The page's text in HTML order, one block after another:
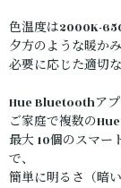
色温度は2000K-
夕方のような暖か
必要に応じた適切
Hue Bluetoothアプ
ご家庭で複数の
最大 10個のスマー
で、
簡単に明るさ（暗